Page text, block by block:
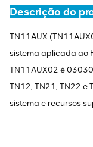
Descrição do
TN11AUX
sistema aplicada ao
TN11AUX02 é
TN12, TN21, TN22 e
sistema e recursos